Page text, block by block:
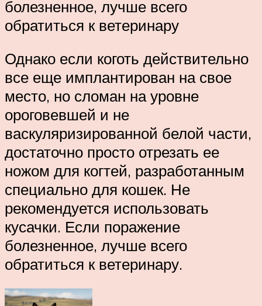
болезненное, лучше всего
обратиться к ветеринару
Однако если коготь действительно
все еще имплантирован на свое
место, но сломан на уровне
ороговевшей и не
васкуляризированной белой части,
достаточно просто отрезать ее
ножом для когтей, разработанным
специально для кошек. Не
рекомендуется использовать
кусачки. Если поражение
болезненное, лучше всего
обратиться к ветеринару.